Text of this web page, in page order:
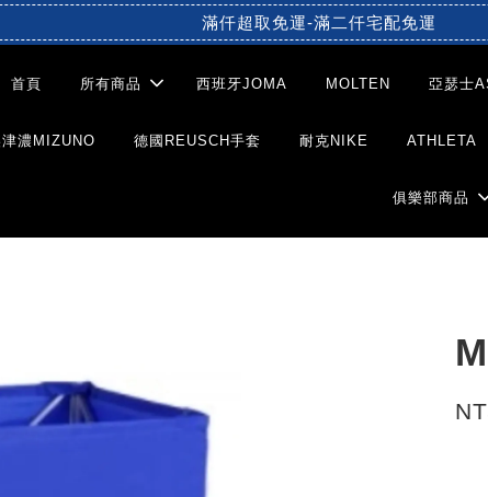
滿仟超取免運-滿二仟宅配免運
首頁 所有商品 西班牙JOMA MOLTEN 亞瑟士
濃MIZUNO 德國REUSCH手套 耐克NIKE ATHLETA
俱樂部商品